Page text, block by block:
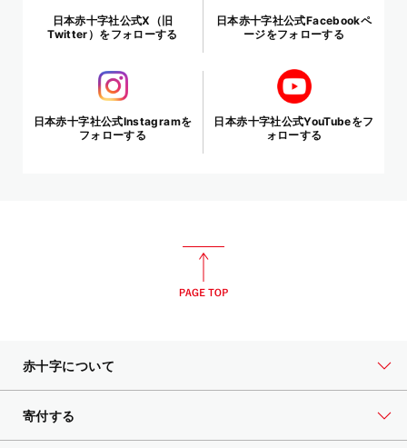
日本赤十字社公式X（旧
Twitter）をフォローする
日本赤十字社公式Facebookペ
ージをフォローする
日本赤十字社公式Instagramを
フォローする
日本赤十字社公式YouTubeをフ
ォローする
赤十字について
寄付する